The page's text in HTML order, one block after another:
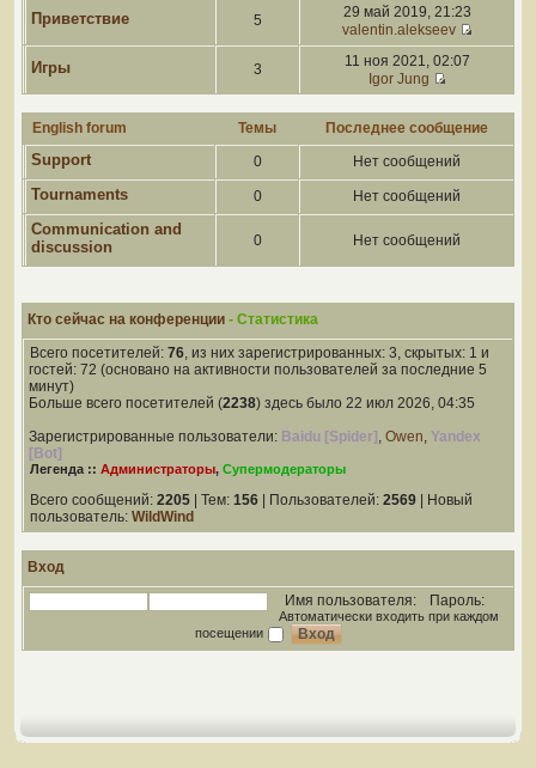
Приветствие 5
29 май 2019, 21:23
valentin.alekseev
Игры 3
11 ноя 2021, 02:07
Igor Jung
English forum Темы Последнее сообщение
Support 0 Нет сообщений
Tournaments 0 Нет сообщений
Communication and
discussion
0 Нет сообщений
Кто сейчас на конференции - Статистика
Всего посетителей: 76, из них зарегистрированных: 3, скрытых: 1 и
гостей: 72 (основано на активности пользователей за последние 5
минут)
Больше всего посетителей (2238) здесь было 22 июл 2026, 04:35
Зарегистрированные пользователи: Baidu [Spider] , Owen, Yandex
[Bot]
Легенда :: Администраторы, Супермодераторы
Всего сообщений: 2205 | Тем: 156 | Пользователей: 2569 | Новый
пользователь: WildWind
Вход
Имя пользователя:
Пароль:
Автоматически входить при каждом
посещении